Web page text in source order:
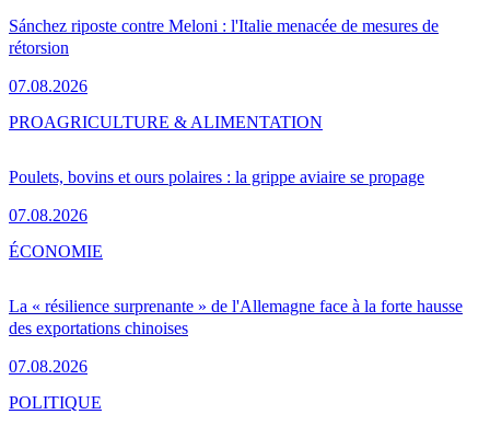
Sánchez riposte contre Meloni : l'Italie menacée de mesures de
rétorsion
07.08.2026
Poulets, bovins et ours polaires : la grippe aviaire se propage
07.08.2026
PROAGRICULTURE & ALIMENTATION
La « résilience surprenante » de l'Allemagne face à la forte hausse
des exportations chinoises
07.08.2026
ÉCONOMIE
POLITIQUE